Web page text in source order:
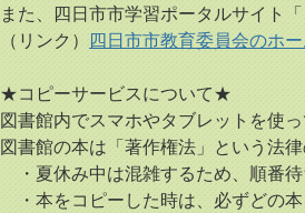
また、四日市市学習ポータルサイト
（リンク）
四日市市教育委員会のホ
★コピーサービスについて★
図書館内でスマホやタブレットを使
図書館の本は「著作権法」という法
・夏休み中は混雑するため、順番待
・本をコピーした時は、必ずどの本